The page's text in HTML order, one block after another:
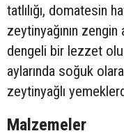
tatlılığı, domatesin
zeytinyağının
dengeli bir lezzet
aylarında soğuk
zeytinyağlı
Malzemeler